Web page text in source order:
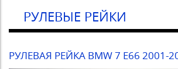
РУЛЕВЫЕ РЕЙКИ
РУЛЕВАЯ РЕЙКА BMW 7 E66 2001-